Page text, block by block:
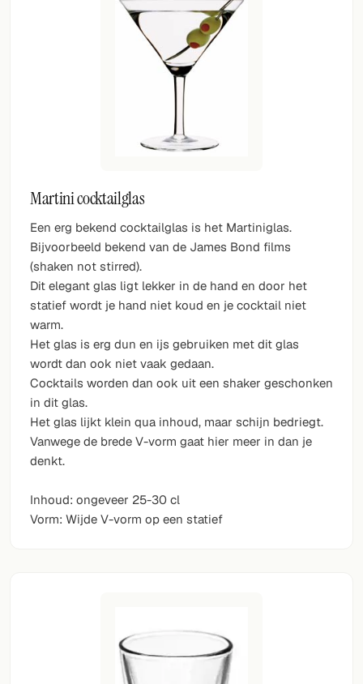
Martini cocktailglas
Een erg bekend cocktailglas is het Martiniglas.
Bijvoorbeeld bekend van de James Bond films
(shaken not stirred).
Dit elegant glas ligt lekker in de hand en door het
statief wordt je hand niet koud en je cocktail niet
warm.
Het glas is erg dun en ijs gebruiken met dit glas
wordt dan ook niet vaak gedaan.
Cocktails worden dan ook uit een shaker geschonken
in dit glas.
Het glas lijkt klein qua inhoud, maar schijn bedriegt.
Vanwege de brede V-vorm gaat hier meer in dan je
denkt.
Inhoud: ongeveer 25-30 cl
Vorm: Wijde V-vorm op een statief